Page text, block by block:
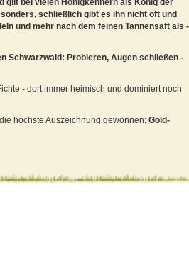
gilt bei vielen Honigkennern als König der
schließlich gibt es ihn nicht oft und
und mehr nach dem feinen Tannensaft als -
Schwarzwald: Probieren, Augen schließen -
- dort immer heimisch und dominiert noch
höchste Auszeichnung gewonnen: Gold-